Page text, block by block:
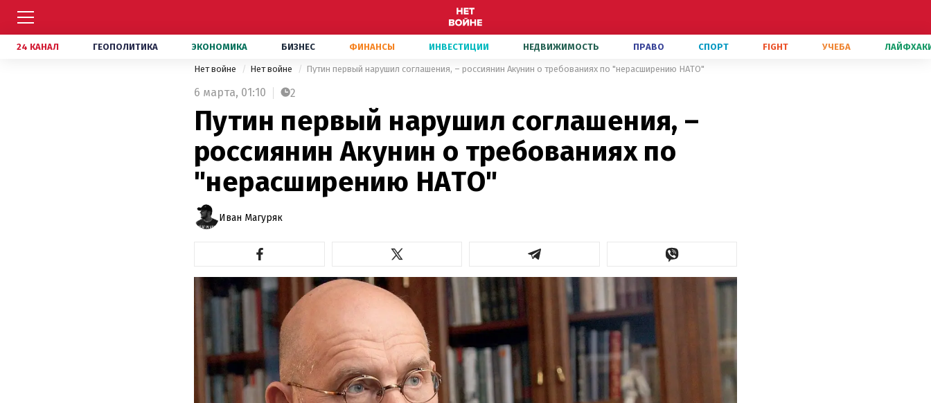
24 КАНАЛ ГЕОПОЛИТИКА ЭКОНОМИКА БИЗНЕС ФИНАНСЫ ИНВЕСТИЦИИ НЕДВИЖИМОСТЬ ПРАВО СПОРТ FIGHT УЧЕБА
Нет войне Нет войне Путин первый нарушил соглашения, – россиянин Акунин о требованиях по "нерасширению НАТО"
6 марта, 01:10 2
Путин первый нарушил соглашения, –
россиянин Акунин о требованиях по
"нерасширению НАТО"
Иван Магуряк